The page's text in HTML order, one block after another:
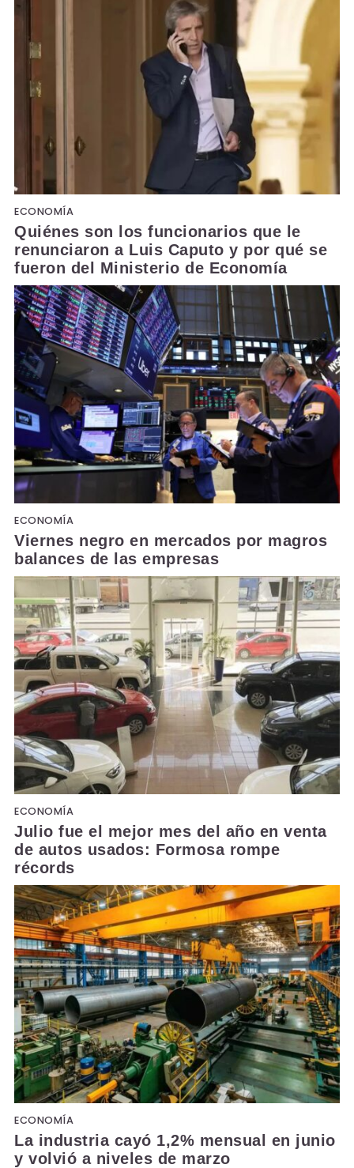
ECONOMÍA
Quiénes son los funcionarios que le
renunciaron a Luis Caputo y por qué se
fueron del Ministerio de Economía
ECONOMÍA
Viernes negro en mercados por magros
balances de las empresas
ECONOMÍA
Julio fue el mejor mes del año en venta
de autos usados: Formosa rompe
récords
ECONOMÍA
La industria cayó 1,2% mensual en junio
y volvió a niveles de marzo